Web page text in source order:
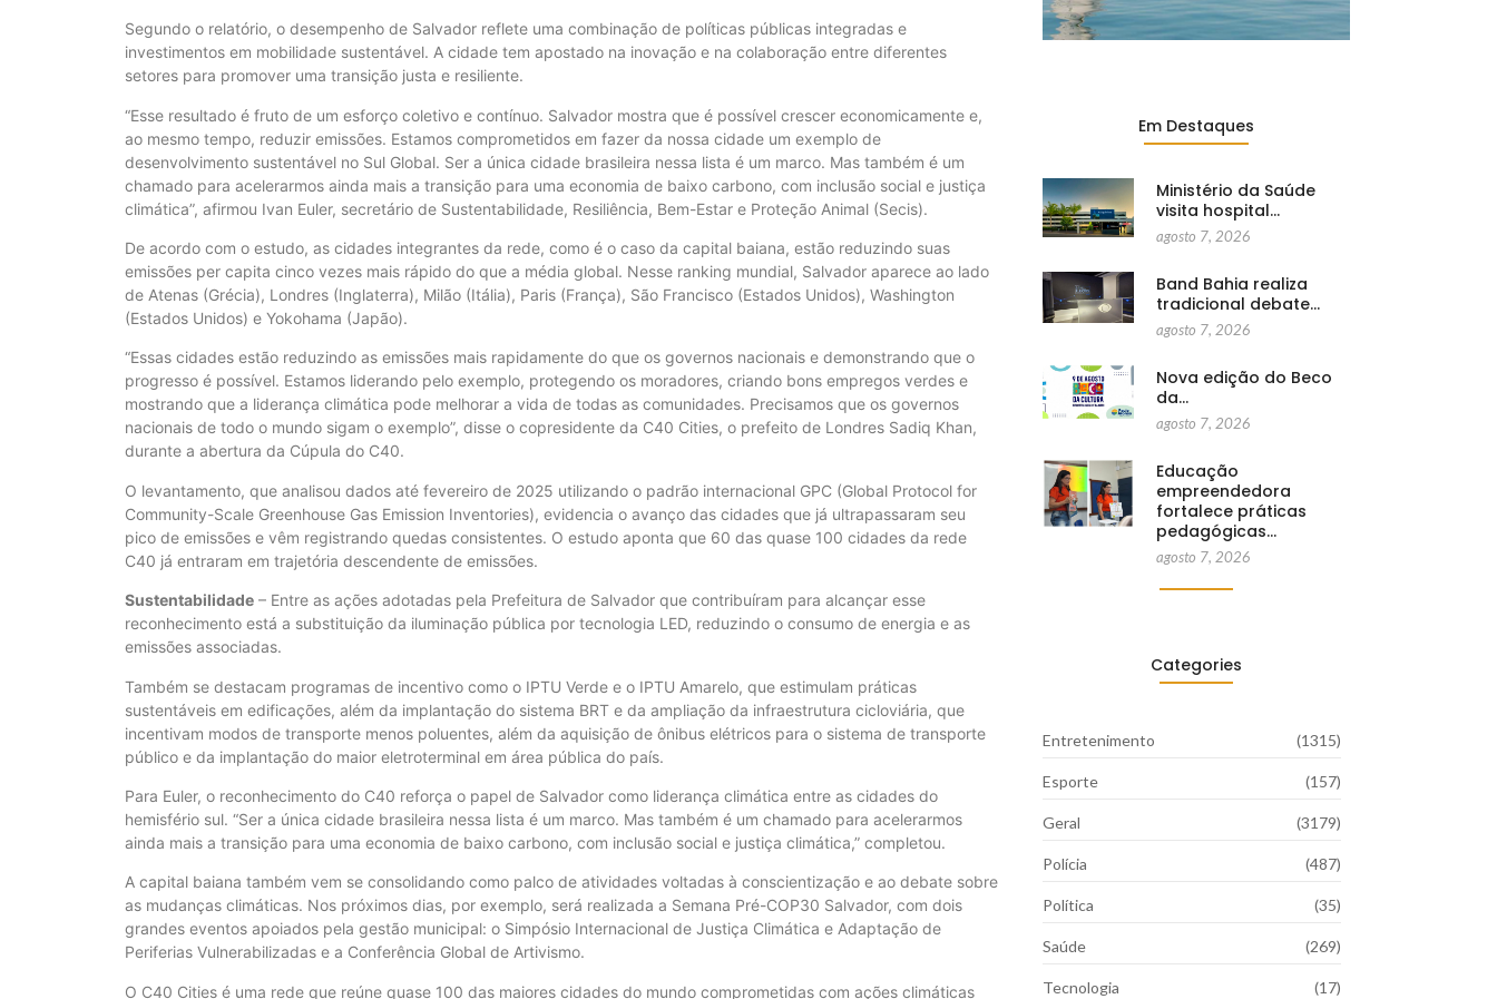
Segundo o relatório, o desempenho de Salvador reflete uma combinação de políticas públicas integradas e
investimentos em mobilidade sustentável. A cidade tem apostado na inovação e na colaboração entre diferentes
setores para promover uma transição justa e resiliente.
“Esse resultado é fruto de um esforço coletivo e contínuo. Salvador mostra que é possível crescer economicamente e,
ao mesmo tempo, reduzir emissões. Estamos comprometidos em fazer da nossa cidade um exemplo de
desenvolvimento sustentável no Sul Global. Ser a única cidade brasileira nessa lista é um marco. Mas também é um
chamado para acelerarmos ainda mais a transição para uma economia de baixo carbono, com inclusão social e justiça
climática”, afirmou Ivan Euler, secretário de Sustentabilidade, Resiliência, Bem-Estar e Proteção Animal (Secis).
De acordo com o estudo, as cidades integrantes da rede, como é o caso da capital baiana, estão reduzindo suas
emissões per capita cinco vezes mais rápido do que a média global. Nesse ranking mundial, Salvador aparece ao lado
de Atenas (Grécia), Londres (Inglaterra), Milão (Itália), Paris (França), São Francisco (Estados Unidos), Washington
(Estados Unidos) e Yokohama (Japão).
“Essas cidades estão reduzindo as emissões mais rapidamente do que os governos nacionais e demonstrando que o
progresso é possível. Estamos liderando pelo exemplo, protegendo os moradores, criando bons empregos verdes e
mostrando que a liderança climática pode melhorar a vida de todas as comunidades. Precisamos que os governos
nacionais de todo o mundo sigam o exemplo”, disse o copresidente da C40 Cities, o prefeito de Londres Sadiq Khan,
durante a abertura da Cúpula do C40.
O levantamento, que analisou dados até fevereiro de 2025 utilizando o padrão internacional GPC (Global Protocol for
Community-Scale Greenhouse Gas Emission Inventories), evidencia o avanço das cidades que já ultrapassaram seu
pico de emissões e vêm registrando quedas consistentes. O estudo aponta que 60 das quase 100 cidades da rede
C40 já entraram em trajetória descendente de emissões.
Sustentabilidade – Entre as ações adotadas pela Prefeitura de Salvador que contribuíram para alcançar esse
reconhecimento está a substituição da iluminação pública por tecnologia LED, reduzindo o consumo de energia e as
emissões associadas.
Também se destacam programas de incentivo como o IPTU Verde e o IPTU Amarelo, que estimulam práticas
sustentáveis em edificações, além da implantação do sistema BRT e da ampliação da infraestrutura cicloviária, que
incentivam modos de transporte menos poluentes, além da aquisição de ônibus elétricos para o sistema de transporte
público e da implantação do maior eletroterminal em área pública do país.
Para Euler, o reconhecimento do C40 reforça o papel de Salvador como liderança climática entre as cidades do
hemisfério sul. “Ser a única cidade brasileira nessa lista é um marco. Mas também é um chamado para acelerarmos
ainda mais a transição para uma economia de baixo carbono, com inclusão social e justiça climática,” completou.
A capital baiana também vem se consolidando como palco de atividades voltadas à conscientização e ao debate sobre
as mudanças climáticas. Nos próximos dias, por exemplo, será realizada a Semana Pré-COP30 Salvador, com dois
grandes eventos apoiados pela gestão municipal: o Simpósio Internacional de Justiça Climática e Adaptação de
Periferias Vulnerabilizadas e a Conferência Global de Artivismo.
O C40 Cities é uma rede que reúne quase 100 das maiores cidades do mundo comprometidas com ações climáticas
Em Destaques
Ministério da Saúde
visita hospital…
agosto 7, 2026
Band Bahia realiza
tradicional debate…
agosto 7, 2026
Nova edição do Beco
da…
agosto 7, 2026
Educação
empreendedora
fortalece práticas
pedagógicas…
agosto 7, 2026
Categories
Entretenimento (1315)
Esporte (157)
Geral (3179)
Polícia (487)
Política (35)
Saúde (269)
Tecnologia (17)